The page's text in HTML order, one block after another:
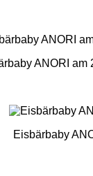
ANORI am
Eisbärbaby